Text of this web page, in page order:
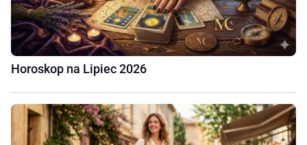
Horoskop na Lipiec 2026